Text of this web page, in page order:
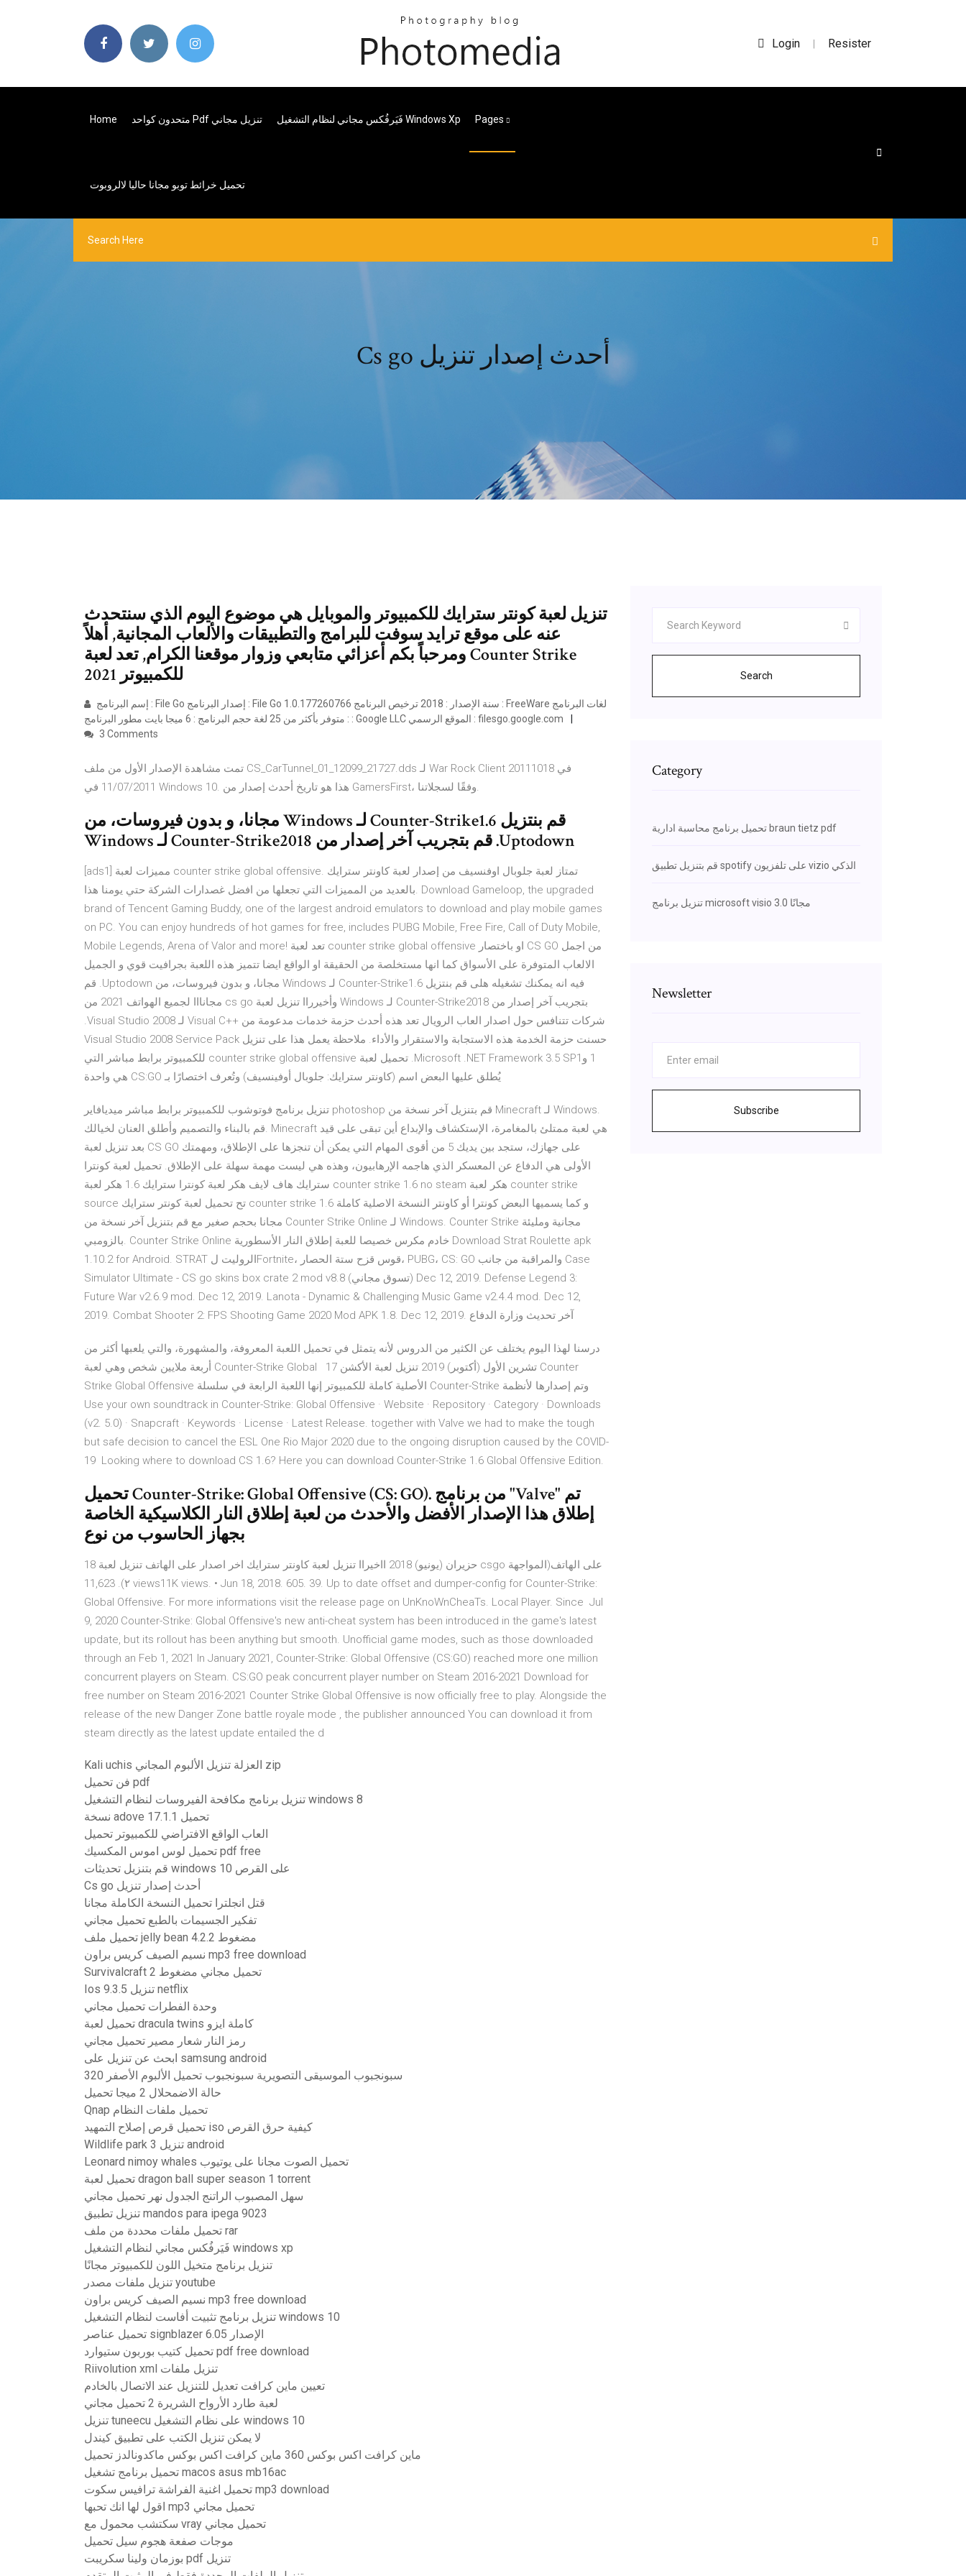
Login | Resister
Home متحدون كواحد Pdf تنزيل مجاني فَيَرفُكس مجاني لنظام التشغيل Windows Xp Pages
تحميل خرائط توبو مجانا حاليا لالروبوت
Cs go أحدث إصدار تنزيل
تنزيل لعبة كونتر سترايك للكمبيوتر والموبايل هي موضوع اليوم الذي سنتحدث
عنه على موقع ترايد سوفت للبرامج والتطبيقات والألعاب المجانية, أهلاً
ومرحباً بكم أعزائي متابعي وزوار موقعنا الكرام, تعد لعبة Counter Strike
2021 للكمبيوتر
: متوفر بأكثر من 25 لغة حجم البرنامج : 6 ميجا بايت مطور البرنامج : Google LLC الموقع الرسمي : filesgo.google.com
3 Comments
تمت مشاهدة الإصدار الأول من ملف CS_CarTunnel_01_12099_21727.dds لـ War Rock Client 20111018 في
11/07/2011 في Windows 10. هذا هو تاريخ أحدث إصدار من GamersFirst، وفقًا لسجلاتنا.
‫قم بنتزيل Counter-Strike1.6 لـ Windows مجانا، و بدون فيروسات، من
Uptodown. قم بتجريب آخر إصدار من Counter-Strike2018 لـ Windows
[ads1] مميزات لعبة counter strike global offensive. تمتاز لعبة جلوبال اوفنسيف من إصدار لعبة كاونتر سترايك
بالعديد من المميزات التي تجعلها من افضل غصدارات الشركة حتي يومنا هذا. Download Gameloop, the upgraded
brand of Tencent Gaming Buddy, one of the largest android emulators to download and play mobile games
on PC. You can enjoy hundreds of hot games for free, includes PUBG Mobile, Free Fire, Call of Duty Mobile,
Mobile Legends, Arena of Valor and more! تعد لعبة counter strike global offensive او باختصار CS GO من اجمل
الالعاب المتوفرة على الأسواق كما انها مستخلصة من الحقيقة او الواقع ايضا تتميز هذه اللعبة بجرافيت قوي و الجميل
فيه انه يمكنك تشغيله هلى ‫قم بنتزيل Counter-Strike1.6 لـ Windows مجانا، و بدون فيروسات، من Uptodown. قم
بتجريب آخر إصدار من Counter-Strike2018 لـ Windows وأخيرراا تنزيل لعبة cs go مجانااا لجميع الهواتف 2021 من
شركات تتنافس حول اصدار العاب الرويال تعد هذه أحدث حزمة خدمات مدعومة من Visual C++‎ لـ Visual Studio 2008.
حسنت حزمة الخدمة هذه الاستجابة والاستقرار والأداء. ملاحظة يعمل هذا على تنزيل Visual Studio 2008 Service Pack
1 وMicrosoft ‎.NET Framework 3.5 SP1. تحميل لعبة counter strike global offensive للكمبيوتر برابط مباشر التي
يُطلق عليها البعض اسم (كاونتر سترايك: جلوبال أوفينسيف) وتُعرف اختصارًا بـ CS:GO هي واحدة
تنزيل برنامج فوتوشوب للكمبيوتر برابط مباشر ميديافاير photoshop قم بتنزيل آخر نسخة من Minecraft لـ Windows.
قم بالبناء والتصميم وأطلق العنان لخيالك. Minecraft هي لعبة ممتلئ بالمغامرة، الإستكشاف والإبداع أين تبقى على قيد
بعد تنزيل لعبة CS GO على جهازك، ستجد بين يديك 5 من أقوى المهام التي يمكن أن تنجزها على الإطلاق، ومهمتك
الأولى هي الدفاع عن المعسكر الذي هاجمه الإرهابيون، وهذه هي ليست مهمة سهلة على الإطلاق. تحميل لعبة كونترا
سترايك هاف لايف هكر لعبة كونترا سترايك 1.6 هكر لعبة counter strike 1.6 no steam هكر لعبة counter strike
source تح تحميل لعبة كونتر سترايك counter strike 1.6 و كما يسميها البعض كونترا أو كاونتر النسخة الاصلية كاملة
مجانا بحجم صغير مع قم بتنزيل آخر نسخة من Counter Strike Online لـ Windows. Counter Strike مجانية ومليئة
بالزومبي. Counter Strike Online خادم مكرس خصيصا للعبة إطلاق النار الأسطورية Download Strat Roulette apk
1.10.2 for Android. STRAT الروليت لFortnite، قوس قزح ستة الحصار، PUBG، CS: GO والمراقبة من جانب Case
Simulator Ultimate - CS go skins box crate 2 mod v8.8 (تسوق مجاني) Dec 12, 2019. Defense Legend 3:
Future War v2.6.9 mod. Dec 12, 2019. Lanota - Dynamic & Challenging Music Game v2.4.4 mod. Dec 12,
2019. Combat Shooter 2: FPS Shooting Game 2020 Mod APK 1.8. Dec 12, 2019. آخر تحديث وزارة الدفاع
درسنا لهذا اليوم يختلف عن الكثير من الدروس لأنه يتمثل في تحميل اللعبة المعروفة، والمشهورة، والتي يلعبها أكثر من
أربعة ملايين شخص وهي لعبة Counter-Strike Global 17 تشرين الأول (أكتوبر) 2019 تنزيل لعبة الأكشن Counter
Strike Global Offensive الأصلية كاملة للكمبيوتر إنها اللعبة الرابعة في سلسلة Counter-Strike وتم إصدارها لأنظمة
Use your own soundtrack in Counter-Strike: Global Offensive · Website · Repository · Category · Downloads
(v2. 5.0) · Snapcraft · Keywords · License · Latest Release. together with Valve we had to make the tough
but safe decision to cancel the ESL One Rio Major 2020 due to the ongoing disruption caused by the COVID-
19 Looking where to download CS 1.6? Here you can download Counter-Strike 1.6 Global Offensive Edition.
تحميل Counter-Strike: Global Offensive (CS: GO). من برنامج "Valve" تم
إطلاق هذا الإصدار الأفضل والأحدث من لعبة إطلاق النار الكلاسيكية الخاصة
18 حزيران (يونيو) 2018 ااخيراا تنزيل لعبة كاونتر سترايك اخر اصدار على الهاتف تنزيل لعبة csgo على الهاتف(المواجهة
٢). 11,623 views11K views. • Jun 18, 2018. 605. 39. Up to date offset and dumper-config for Counter-Strike:
Global Offensive. For more informations visit the release page on UnKnoWnCheaTs. Local Player. Since Jul
9, 2020 Counter-Strike: Global Offensive's new anti-cheat system has been introduced in the game's latest
update, but its rollout has been anything but smooth. Unofficial game modes, such as those downloaded
through an Feb 1, 2021 In January 2021, Counter-Strike: Global Offensive (CS:GO) reached more one million
concurrent players on Steam. CS:GO peak concurrent player number on Steam 2016-2021 Download for
free number on Steam 2016-2021 Counter Strike Global Offensive is now officially free to play. Alongside the
release of the new Danger Zone battle royale mode , the publisher announced You can download it from
steam directly as the latest update entailed the d
Kali uchis العزلة تنزيل الألبوم المجاني zip
فن تحميل pdf
تنزيل برنامج مكافحة الفيروسات لنظام التشغيل windows 8
نسخة adove 17.1.1 تحميل
العاب الواقع الافتراضي للكمبيوتر تحميل
تحميل لوس اموس المكسيك pdf free
قم بتنزيل تحديثات windows 10 على القرص
Cs go أحدث إصدار تنزيل
قتل انجلترا تحميل النسخة الكاملة مجانا
تفكير الجسيمات بالطبع تحميل مجاني
تحميل ملف jelly bean 4.2.2 مضغوط
نسيم الصيف كريس براون mp3 free download
Survivalcraft 2 تحميل مجاني مضغوط
Ios 9.3.5 تنزيل netflix
وحدة الفطرات تحميل مجاني
تحميل لعبة dracula twins كاملة ايزو
رمز النار شعار مصير تحميل مجاني
ابحث عن تنزيل على samsung android
سبونجبوب الموسيقى التصويرية سبونجبوب تحميل الألبوم الأصفر 320
حالة الاضمحلال 2 ميجا تحميل
Qnap تحميل ملفات النظام
تحميل قرص إصلاح التمهيد iso كيفية حرق القرص
Wildlife park 3 تنزيل android
Leonard nimoy whales تحميل الصوت مجانا على يوتيوب
تحميل لعبة dragon ball super season 1 torrent
سهل المصبوب الراتنج الجدول نهر تحميل مجاني
تنزيل تطبيق mandos para ipega 9023
تحميل ملفات محددة من ملف rar
فَيَرفُكس مجاني لنظام التشغيل windows xp
تنزيل برنامج متخيل اللون للكمبيوتر مجانًا
تنزيل ملفات مصدر youtube
نسيم الصيف كريس براون mp3 free download
تنزيل برنامج تثبيت أفاست لنظام التشغيل windows 10
تحميل عناصر signblazer الإصدار 6.05
تحميل كتيب بوربون ستيوارد pdf free download
Riivolution xml تنزيل ملفات
تعيين ماين كرافت تعديل للتنزيل عند الاتصال بالخادم
لعبة طارد الأرواح الشريرة 2 تحميل مجاني
تنزيل tuneecu على نظام التشغيل windows 10
لا يمكن تنزيل الكتب على تطبيق كيندل
ماين كرافت اكس بوكس ​​360 ماين كرافت اكس بوكس ​​ماكدونالدز تحميل
تحميل برنامج تشغيل macos asus mb16ac
تحميل اغنية الفراشة ترافيس سكوت mp3 download
اقول لها انك تحبها mp3 تحميل مجاني
سكتشب محمول مع vray تحميل مجاني
موجات صفعة هجوم سيل تحميل
بوزمان ولينا سكريبت pdf تنزيل
Search
Category
تحميل برنامج محاسبة ادارية braun tietz pdf
قم بتنزيل تطبيق spotify على تلفزيون vizio الذكي
تنزيل برنامج microsoft visio 3.0 مجانًا
Newsletter
Subscribe